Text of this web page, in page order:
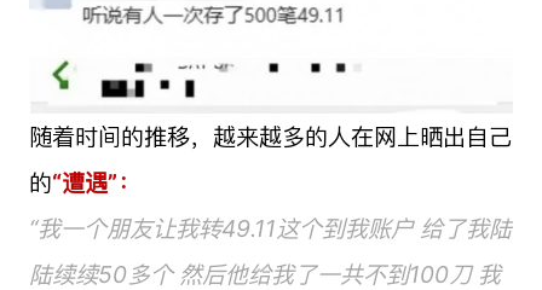
随着时间的推移，越来越多的人在网上晒出自己
的“遭遇”：
“我一个朋友让我转49.11这个到我账户 给了我陆
陆续续50多个 然后他给我了一共不到100刀 我